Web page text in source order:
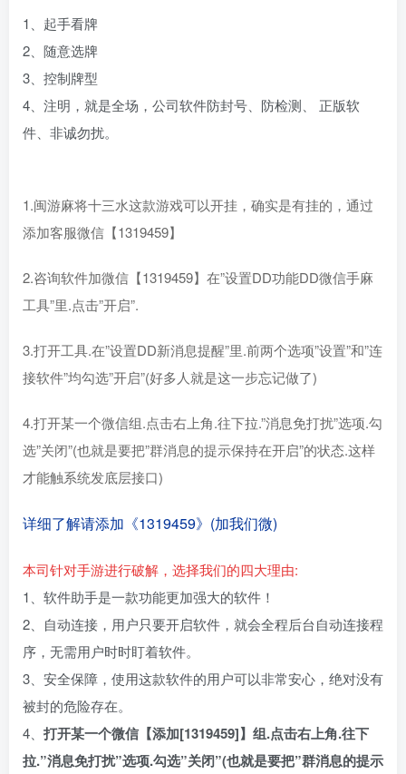
1、起手看牌
2、随意选牌
3、控制牌型
4、注明，就是全场，公司软件防封号、防检测、 正版软
件、非诚勿扰。
1.闽游麻将十三水这款游戏可以开挂，确实是有挂的，通过
添加客服微信【1319459】
2.咨询软件加微信【1319459】在”设置DD功能DD微信手麻
工具”里.点击”开启”.
3.打开工具.在”设置DD新消息提醒”里.前两个选项”设置”和”连
接软件”均勾选”开启”(好多人就是这一步忘记做了)
4.打开某一个微信组.点击右上角.往下拉.”消息免打扰”选项.勾
选”关闭”(也就是要把”群消息的提示保持在开启”的状态.这样
才能触系统发底层接口)
详细了解请添加《1319459》(加我们微)
本司针对手游进行破解，选择我们的四大理由:
1、软件助手是一款功能更加强大的软件！
2、自动连接，用户只要开启软件，就会全程后台自动连接程
序，无需用户时时盯着软件。
3、安全保障，使用这款软件的用户可以非常安心，绝对没有
被封的危险存在。
4、 打开某一个微信【添加[1319459]】组.点击右上角.往下
拉.”消息免打扰”选项.勾选”关闭”(也就是要把”群消息的提示